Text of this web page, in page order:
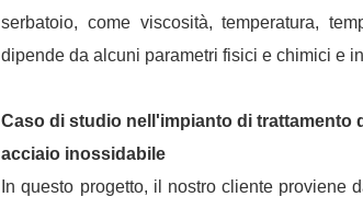
serbatoio, come viscosità, temperatura,
dipende da alcuni parametri fisici e chimici e
Caso di studio nell'impianto di trattamento
acciaio inossidabile
In questo progetto, il nostro cliente proviene